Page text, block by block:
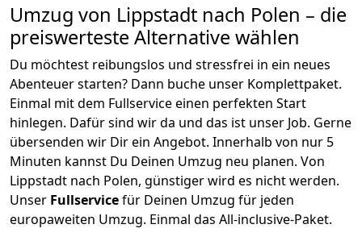
Umzug von Lippstadt nach Polen – die
preiswerteste Alternative wählen
Du möchtest reibungslos und stressfrei in ein neues
Abenteuer starten? Dann buche unser Komplettpaket.
Einmal mit dem Fullservice einen perfekten Start
hinlegen. Dafür sind wir da und das ist unser Job. Gerne
übersenden wir Dir ein Angebot. Innerhalb von nur 5
Minuten kannst Du Deinen Umzug neu planen. Von
Lippstadt nach Polen, günstiger wird es nicht werden.
Unser Fullservicefür Deinen Umzug für jeden
europaweiten Umzug. Einmal das All-inclusive-Paket.